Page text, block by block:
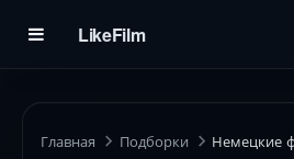
LikeFilm
Главная Подборки Немецкие